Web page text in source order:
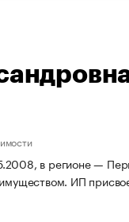
в регионе —
ИП